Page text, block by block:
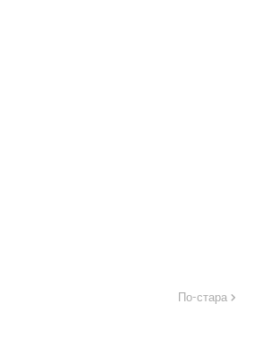
По-стара